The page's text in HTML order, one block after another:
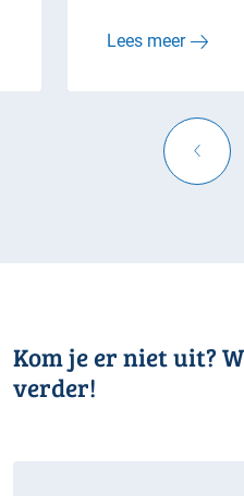
Lees meer
Kom je er niet uit?
verder!